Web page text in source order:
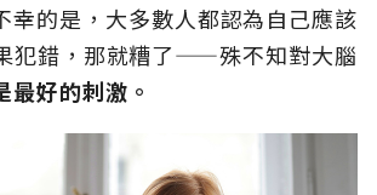
幸的是，大多數人都認為自己應該
犯錯，那就糟了——殊不知對大腦
最好的刺激。